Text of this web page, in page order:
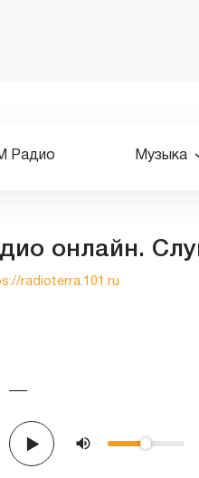
Радио Музыка
онлайн.
radioterra.101.ru
—